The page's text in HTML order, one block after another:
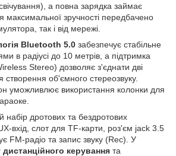
а повна зарядка займає
максимальної зручності передбачено
так і від мережі.
Bluetooth 5.0 забезпечує стабільне
в радіусі до 10 метрів, а підтримка
Stereo) дозволяє з'єднати дві
створення об'ємного стереозвуку.
уможливлює використання колонки для
дротових та бездротових
вхід, слот для TF-карти, роз'єм jack 3.5
FM-радіо та запис звуку (Rec). У
дистанційного керування та